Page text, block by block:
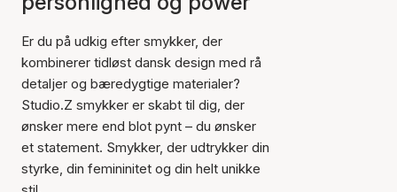
Er du på udkig efter smykker, der
kombinerer tidløst dansk design med rå
detaljer og bæredygtige materialer?
Studio.Z smykker er skabt til dig, der
ønsker mere end blot pynt – du ønsker
et statement. Smykker, der udtrykker din
styrke, din femininitet og din helt unikke